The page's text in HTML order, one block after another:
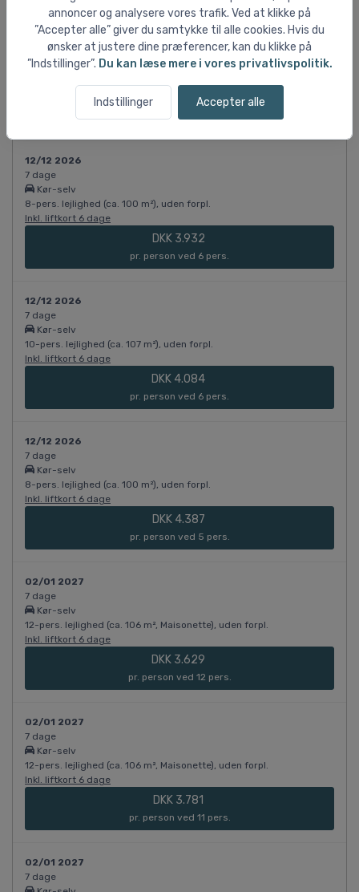
annoncer og analysere vores trafik. Ved at klikke på
”Accepter alle” giver du samtykke til alle cookies. Hvis du
ønsker at justere dine præferencer, kan du klikke på
”Indstillinger”. Du kan læse mere i vores privatlivspolitik.
Indstillinger Accepter alle
12/12 2026
7 dage
Kør-selv
10-pers. lejlighed (ca. 107 m²), uden forpl.
DKK 3.781
pr. person ved 7 pers.
12/12 2026
7 dage
Kør-selv
8-pers. lejlighed (ca. 100 m²), uden forpl.
Inkl. liftkort 6 dage
DKK 3.932
pr. person ved 6 pers.
12/12 2026
7 dage
Kør-selv
10-pers. lejlighed (ca. 107 m²), uden forpl.
Inkl. liftkort 6 dage
DKK 4.084
pr. person ved 6 pers.
12/12 2026
7 dage
Kør-selv
8-pers. lejlighed (ca. 100 m²), uden forpl.
Inkl. liftkort 6 dage
DKK 4.387
pr. person ved 5 pers.
02/01 2027
7 dage
Kør-selv
12-pers. lejlighed (ca. 106 m², Maisonette), uden forpl.
Inkl. liftkort 6 dage
DKK 3.629
pr. person ved 12 pers.
02/01 2027
7 dage
Kør-selv
12-pers. lejlighed (ca. 106 m², Maisonette), uden forpl.
Inkl. liftkort 6 dage
DKK 3.781
pr. person ved 11 pers.
02/01 2027
7 dage